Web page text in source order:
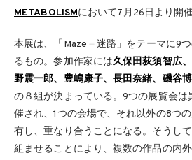
METABOLISMにおいて7月26日より開催
本展は、「Maze＝迷路」をテーマに9
るもの。参加作家には久保田荻須智広
野震一郎、豊嶋康子、長田奈緒、磯谷
の８組が決まっている。9つの展覧会は
催され、1つの会場で、それ以外の8つ
有し、重なり合うことになる。そうし
組ませることにより、複数の作品の内